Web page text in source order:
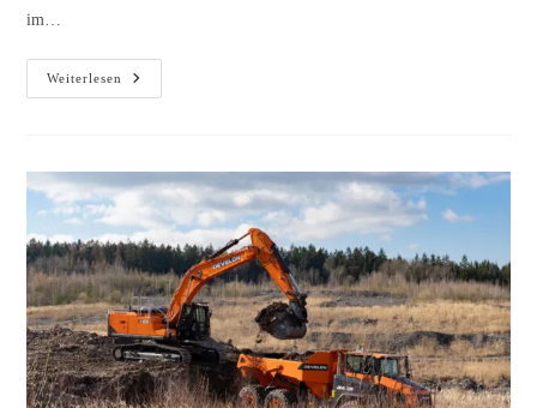
im…
Weiterlesen